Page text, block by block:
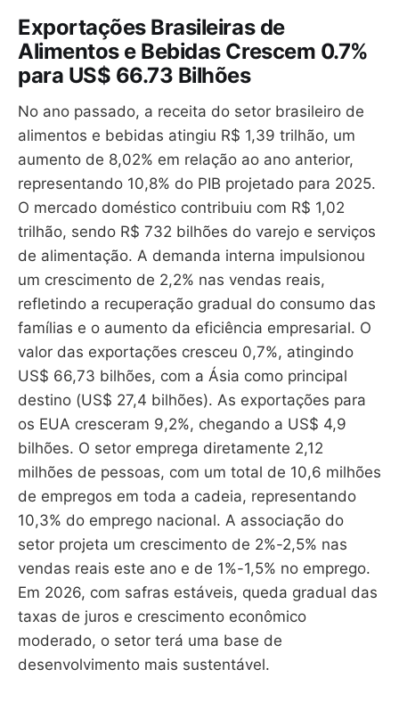
Exportações Brasileiras de
Alimentos e Bebidas Crescem 0.7%
para US$ 66.73 Bilhões
No ano passado, a receita do setor brasileiro de
alimentos e bebidas atingiu R$ 1,39 trilhão, um
aumento de 8,02% em relação ao ano anterior,
representando 10,8% do PIB projetado para 2025.
O mercado doméstico contribuiu com R$ 1,02
trilhão, sendo R$ 732 bilhões do varejo e serviços
de alimentação. A demanda interna impulsionou
um crescimento de 2,2% nas vendas reais,
refletindo a recuperação gradual do consumo das
famílias e o aumento da eficiência empresarial. O
valor das exportações cresceu 0,7%, atingindo
US$ 66,73 bilhões, com a Ásia como principal
destino (US$ 27,4 bilhões). As exportações para
os EUA cresceram 9,2%, chegando a US$ 4,9
bilhões. O setor emprega diretamente 2,12
milhões de pessoas, com um total de 10,6 milhões
de empregos em toda a cadeia, representando
10,3% do emprego nacional. A associação do
setor projeta um crescimento de 2%-2,5% nas
vendas reais este ano e de 1%-1,5% no emprego.
Em 2026, com safras estáveis, queda gradual das
taxas de juros e crescimento econômico
moderado, o setor terá uma base de
desenvolvimento mais sustentável.